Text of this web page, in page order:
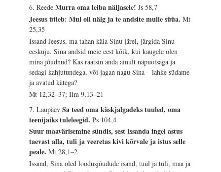
6. ReedeMurra oma leiba näljasele!Js 58,7
Jeesus ütleb: Mul oli nälg ja te andsite mulle süüa.Mt
25,35
Issand Jeesus, ma tahan käia Sinu järel, järgida Sinu
eeskuju. Sina andsid meie eest kõik, kui kaugele olen
mina jõudnud? Kas raatsin anda ainult näpuotsaga ja
sedagi kahjutundega, või jagan nagu Sina – lahke südame
ja avatud kätega?
Mt 12,32–37; Ilm 9,13–21
7. LaupäevSa teed oma käskjalgadeks tuuled, oma
teenijaiks tuleleegid.Ps 104,4
Suur maavärisemine sündis, sest Issanda ingel astus
taevast alla, tuli ja veeretas kivi kõrvale ja istus selle
peale.Mt 28,1–2
Issand, Sina oled loodusjõudude isand, tuul ja tuli, maa ja